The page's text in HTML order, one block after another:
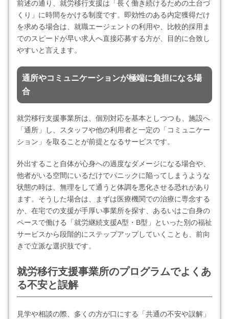
前述の通り、就労移行支援は「長く働き続けるための土台づ
くり」に時間をかける制度です。即効性のある内定獲得だけ
を求める場合は、就職エージェントの利用や、比較的採用ま
でのスピードが早い求人へ直接応募する方が、目的に合致し
やすいと言えます。
通所やコミュニケーションが極端に負担になる場
合
就労移行支援事業所は、個別対応を基本としつつも、施設へ
「通所」し、スタッフや他の利用者と一定の「コミュニケー
ション」を取ることが前提となるサービスです。
外出すること自体が心身への過度なダメージになる場合や、
他者がいる空間にいるだけでパニックに陥ってしまうような
状態の時は、無理をして通うと体調を悪化させる恐れがあり
ます。そうした場合は、まずは医療機関での治療に専念する
か、在宅での支援が手厚い事業所を探す、あるいはご自身の
ペースで働ける「就労継続支援A型・B型」といった別の福祉
サービスから段階的にステップアップしていくことも、前向
きで立派な選択肢です。
就労移行支援事業所のプログラムでよくあ
る不安と誤解
見学や相談の際、多くの方が口にする「共通の不安や誤解」